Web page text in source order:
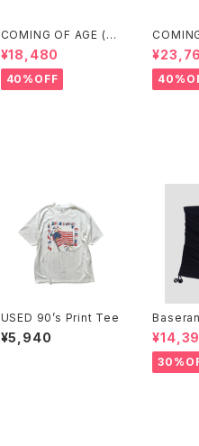
COMING OF AGE (カ
ミングオブエイジ) DRA
WSTRING MINI SKIR
T（GINGHAM TURQ
UOISE/BROWN）
¥18,480
40%OFF
ミングオブ
T（
LACK）
USED 90’s Print Tee
¥5,940
ンジ)
RT